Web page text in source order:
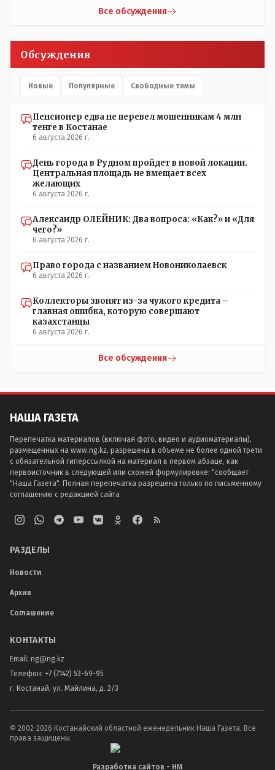
род из Среднего Жуза так же поступает по отношению к
младшему роду из Старшего Жуза. Этого сейчас не
подсознательном уровне - это сидит. Так что пока будет
так.
Костанай. Что не так? При чём здесь ономасты? Был
историческое?
Все обсуждения
Обсуждения
Новые Популярные Свободные темы
Пенсионер едва не перевел мошенникам 4 млн
тенге в Костанае
6 августа 2026 г.
День города в Рудном пройдет в новой локации.
Центральная площадь не вмещает всех
желающих
6 августа 2026 г.
Александр ОЛЕЙНИК: Два вопроса: «Как?» и «Для
чего?»
6 августа 2026 г.
Право города с названием Новониколаевск
6 августа 2026 г.
Коллекторы звонят из-за чужого кредита –
главная ошибка, которую совершают
казахстанцы
6 августа 2026 г.
Все обсуждения
НАША ГАЗЕТА
Перепечатка материалов (включая фото, видео и аудиоматериалы),
размещенных на www.ng.kz, разрешена в объеме не более одной трети
с обязательной гиперссылкой на материал в первом абзаце, как
первоисточник в следующей или схожей формулировке: "сообщает
"Наша Газета". Полная перепечатка разрешена только по письменному
соглашению с редакцией сайта
РАЗДЕЛЫ
Новости
Архив
Соглашение
КОНТАКТЫ
Email: ng@ng.kz
Телефон: +7 (7142) 53-69-95
г. Костанай, ул. Майлина, д. 2/3
© 2002-2026 Костанайский областной еженедельник Наша Газета. Все
права защищены
Разработка сайтов - НМ